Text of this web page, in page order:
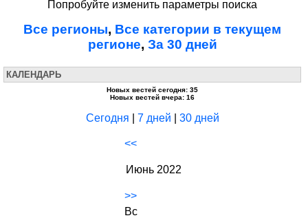
Попробуйте изменить параметры поиска
Все регионы, Все категории в текущем
регионе, За 30 дней
КАЛЕНДАРЬ
Новых вестей сегодня: 35
Новых вестей вчера: 16
Сегодня 7 дней 30 дней
<<
Июнь 2022
>>
Вс